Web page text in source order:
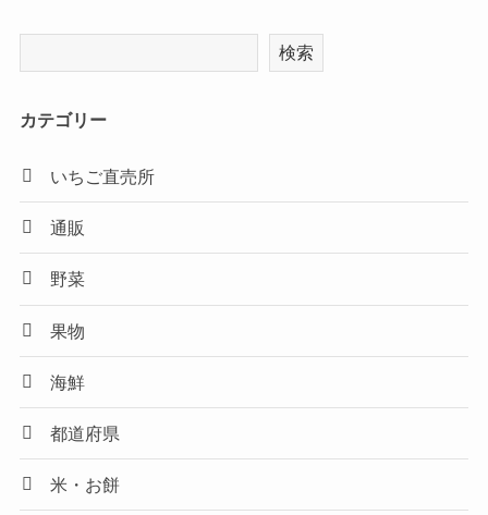
検索
カテゴリー
いちご直売所
通販
野菜
果物
海鮮
都道府県
米・お餅